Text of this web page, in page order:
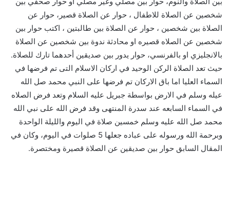
شخصين عن الصلاة للاطفال ، حوار عن الصلاة قصير، حوار عن
الصلاة بين شخصين ، حوار عن الصلاة بين طالبتين ، اكتب حوار بين
شخصين عن الصلاه قصيره او محادثة ندوة بين شخصين عن الصلاة
بالانجليزي او بالفرنسي، حوار يدور بين صديقين أحدهما تارك للصلاة.
حيث تعد الصلاة الركن الوحيد في اركان الاسلام التى تم فرضها في
السماء العليا اما باق الاركان تم فرضها على النبي محمد صل الله
عيله وسلم في الارض بواسطة جبريل عليه السلام وتعد فرض الصلاه
في السماء السابعه عند سدرة المنتهى وقد فرض الله على نبي الله
محمد صل الله عليه وسلم خمسين صلاة في اليوم والليلة الواحدة
وبرحمة الله ورسوله على عباده جعلها 5 صلوات في اليوم، وكان في
المقال السابق حوار بين صديقين عن الصلاة قصيرة ومختصرة.